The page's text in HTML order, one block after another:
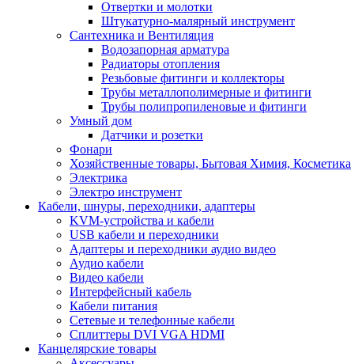
Отвертки и молотки
Штукатурно-малярный инструмент
Сантехника и Вентиляция
Водозапорная арматура
Радиаторы отопления
Резьбовые фитинги и коллекторы
Трубы металлополимерные и фитинги
Трубы полипропиленовые и фитинги
Умный дом
Датчики и розетки
Фонари
Хозяйственные товары, Бытовая Химия, Косметика
Электрика
Электро инструмент
Кабели, шнуры, переходники, адаптеры
KVM-устройства и кабели
USB кабели и переходники
Адаптеры и переходники аудио видео
Аудио кабели
Видео кабели
Интерфейсный кабель
Кабели питания
Сетевые и телефонные кабели
Сплиттеры DVI VGA HDMI
Канцелярские товары